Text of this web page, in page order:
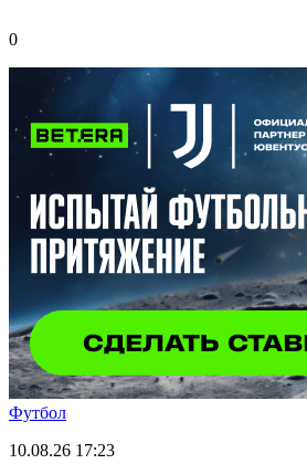
0
Футбол
10.08.26 17:23